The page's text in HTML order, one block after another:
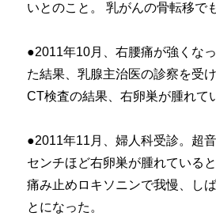
いとのこと。 乳がんの骨転移で
●2011年10月、右腰痛が強くな
た結果、乳腺主治医の診察を受
CT検査の結果、右卵巣が腫れて
●2011年11月、婦人科受診。超
センチほど右卵巣が腫れていると
痛み止めロキソニンで我慢、し
とになった。